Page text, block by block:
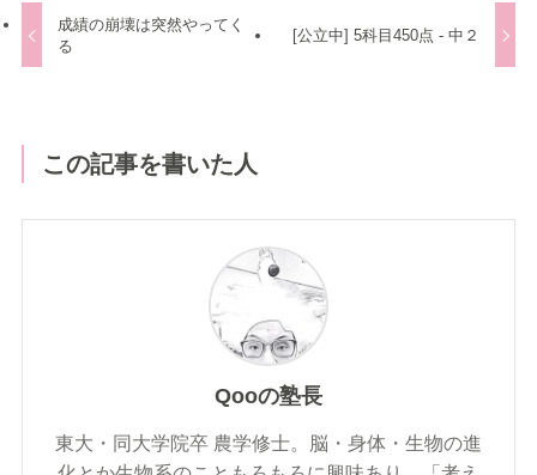
成績の崩壊は突然やってく
る
[公立中] 5科目450点 - 中２
この記事を書いた人
Qooの塾長
東大・同大学院卒 農学修士。脳・身体・生物の進